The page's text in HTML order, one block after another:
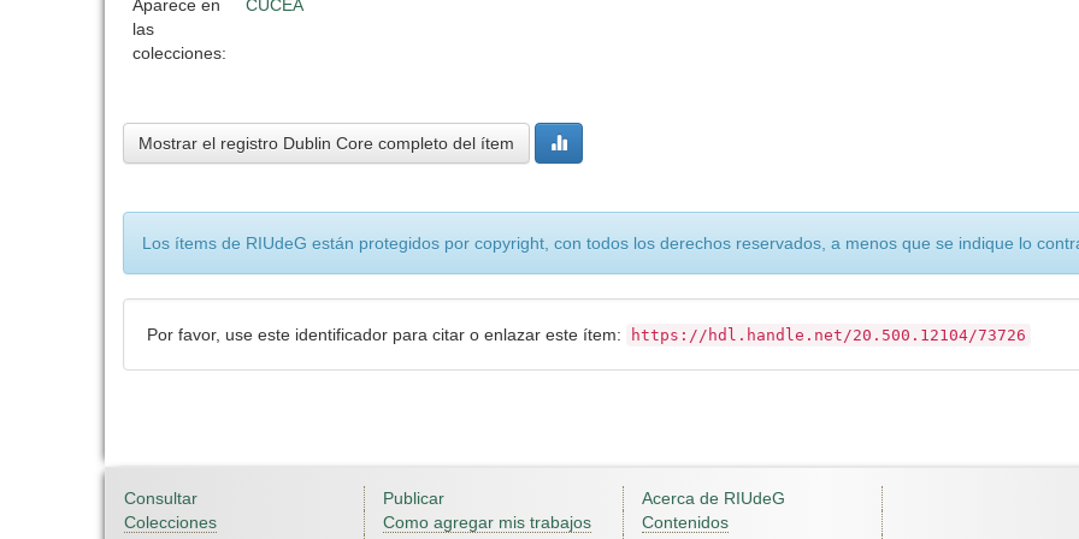
Aparece en
las
colecciones:
CUCEA
Mostrar el registro Dublin Core completo del ítem
Los ítems de RIUdeG están protegidos por copyright, con todos los derechos reservados, a menos que se indique lo
Por favor, use este identificador para citar o enlazar este ítem: https://hdl.handle.net/20.500.12104/73726
Consultar
Colecciones
Publicar
Como agregar mis trabajos
Acerca de RIUdeG
Contenidos